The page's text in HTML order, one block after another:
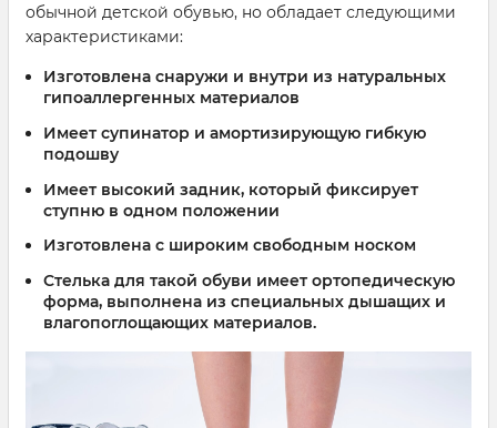
обычной детской обувью, но обладает следующими
характеристиками:
Изготовлена снаружи и внутри из натуральных
гипоаллергенных материалов
Имеет супинатор и амортизирующую гибкую
подошву
Имеет высокий задник, который фиксирует
ступню в одном положении
Изготовлена с широким свободным носком
Стелька для такой обуви имеет ортопедическую
форма, выполнена из специальных дышащих и
влагопоглощающих материалов.